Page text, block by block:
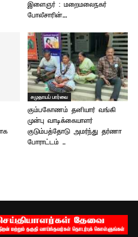
இளைஞர் : மறைமலைநகர்
போலீசாரின்...
சமுதாயப் பார்வை
கும்பகோணம் தனியார் வங்கி
முன்பு வாடிக்கையாளர்
குடும்பத்தோடு அமர்ந்து தர்ணா
போராட்டம் ..